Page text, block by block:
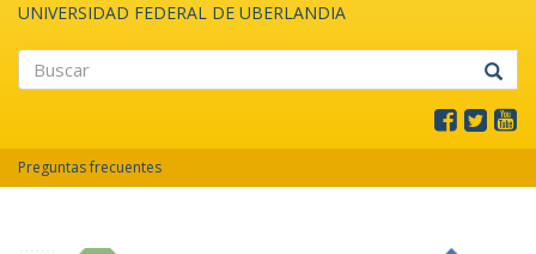
UNIVERSIDAD FEDERAL DE UBERLANDIA
Preguntas frecuentes